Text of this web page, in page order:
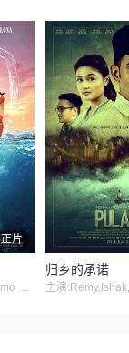
正片
主演:Janella Salvador,Elmo Magalona,Kiko Estrada
归乡的承诺